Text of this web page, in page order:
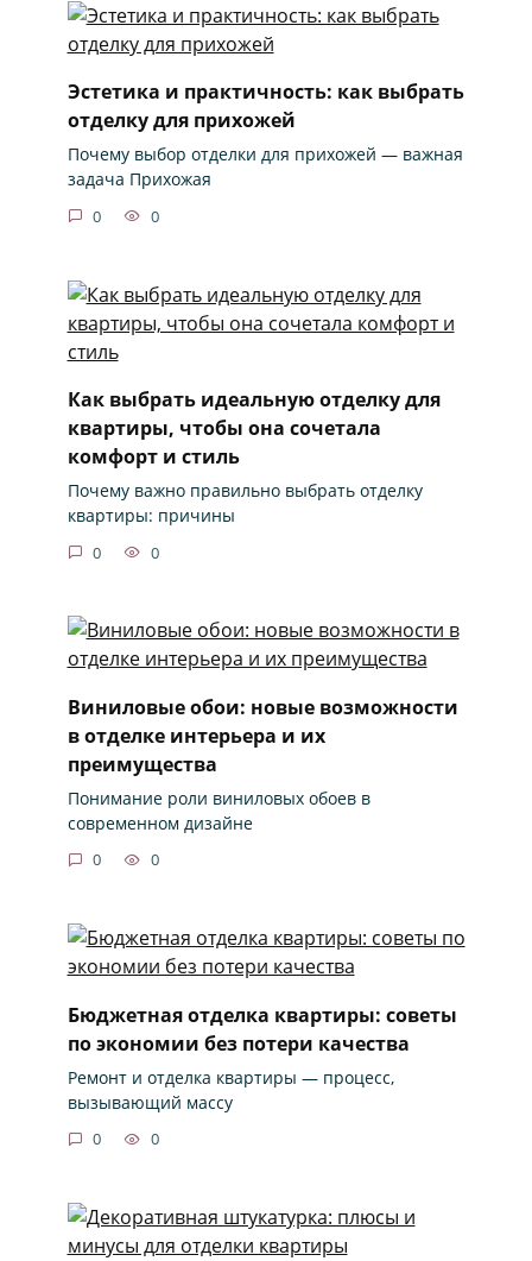
Эстетика и практичность: как выбрать
отделку для прихожей
Почему выбор отделки для прихожей — важная
задача Прихожая
0 0
Как выбрать идеальную отделку для
квартиры, чтобы она сочетала
комфорт и стиль
Почему важно правильно выбрать отделку
квартиры: причины
0 0
Виниловые обои: новые возможности
в отделке интерьера и их
преимущества
Понимание роли виниловых обоев в
современном дизайне
0 0
Бюджетная отделка квартиры: советы
по экономии без потери качества
Ремонт и отделка квартиры — процесс,
вызывающий массу
0 0